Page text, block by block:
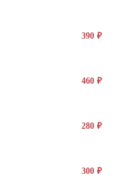
390 ₽
460 ₽
280 ₽
300 ₽